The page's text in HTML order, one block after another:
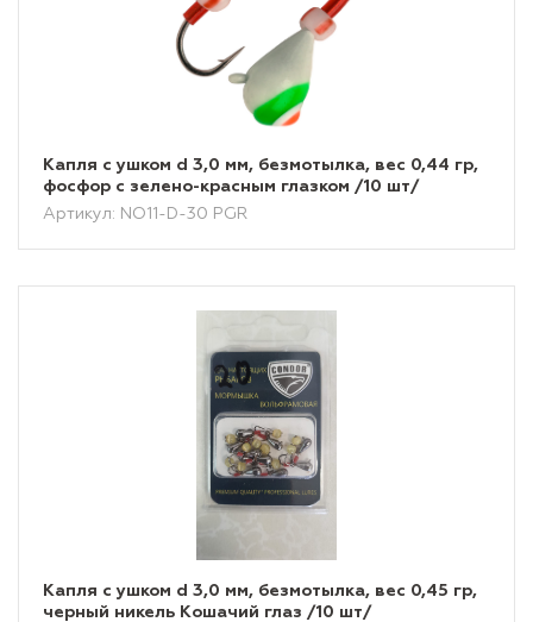
Капля с ушком d 3,0 мм, безмотылка, вес 0,44 гр,
фосфор с зелено-красным глазком /10 шт/
Артикул: NO11-D-30 PGR
Капля с ушком d 3,0 мм, безмотылка, вес 0,45 гр,
черный никель Кошачий глаз /10 шт/